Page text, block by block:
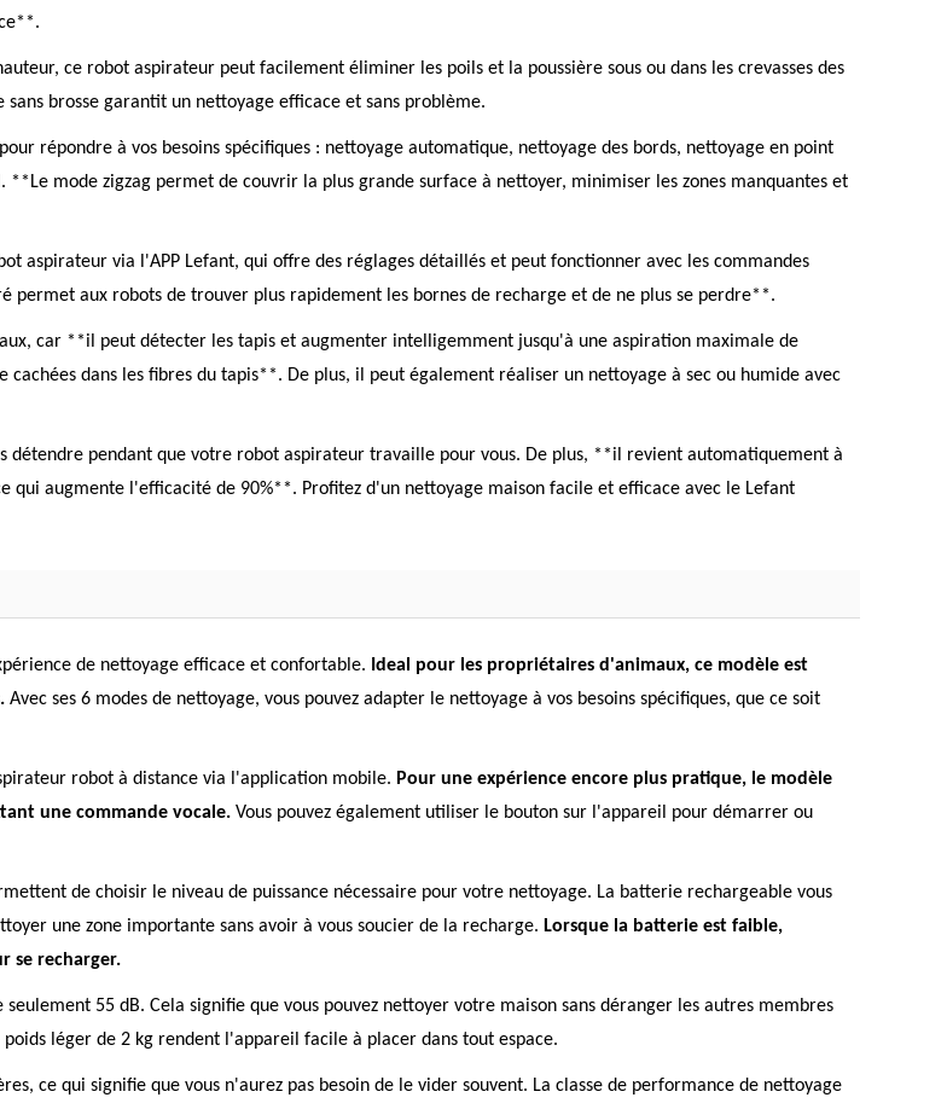
ce robot aspirateur peut facilement éliminer les poils et la poussière sous ou dans les crevasses des
sans brosse garantit un nettoyage efficace et sans problème.
répondre à vos besoins spécifiques : nettoyage automatique, nettoyage des bords, nettoyage en point
mode zigzag permet de couvrir la plus grande surface à nettoyer, minimiser les zones manquantes et
aspirateur via l'APP Lefant, qui offre des réglages détaillés et peut fonctionner avec les commandes
permet aux robots de trouver plus rapidement les bornes de recharge et de ne plus se perdre**.
car **il peut détecter les tapis et augmenter intelligemment jusqu'à une aspiration maximale de
dans les fibres du tapis**. De plus, il peut également réaliser un nettoyage à sec ou humide avec
détendre pendant que votre robot aspirateur travaille pour vous. De plus, **il revient automatiquement à
qui augmente l'efficacité de 90%**. Profitez d'un nettoyage maison facile et efficace avec le Lefant
de nettoyage efficace et confortable. Ideal pour les propriétaires d'animaux, ce modèle est
Avec ses 6 modes de nettoyage, vous pouvez adapter le nettoyage à vos besoins spécifiques, que ce soit
robot à distance via l'application mobile. Pour une expérience encore plus pratique, le modèle
une commande vocale. Vous pouvez également utiliser le bouton sur l'appareil pour démarrer ou
de choisir le niveau de puissance nécessaire pour votre nettoyage. La batterie rechargeable vous
une zone importante sans avoir à vous soucier de la recharge. Lorsque la batterie est faible,
se recharger.
55 dB. Cela signifie que vous pouvez nettoyer votre maison sans déranger les autres membres
léger de 2 kg rendent l'appareil facile à placer dans tout espace.
ce qui signifie que vous n'aurez pas besoin de le vider souvent. La classe de performance de nettoyage